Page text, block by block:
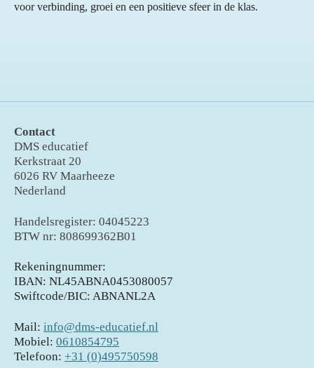
voor verbinding, groei en een positieve sfeer in de klas.
Contact
DMS educatief
Kerkstraat 20
6026 RV Maarheeze
Nederland
Handelsregister: 04045223
BTW nr: 808699362B01
Rekeningnummer:
IBAN: NL45ABNA0453080057
Swiftcode/BIC: ABNANL2A
Mail: info@dms-educatief.nl
Mobiel: 0610854795
Telefoon: +31 (0)495750598